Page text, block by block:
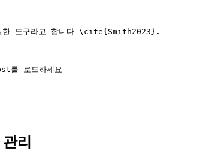
도구라고 합니다 \cite{ Smith2023 }.
를 로드하세요
리